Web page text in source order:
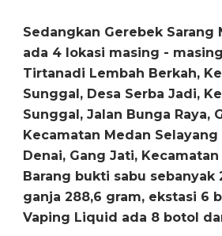
Sedangkan Gerebek Sarang
ada 4 lokasi masing - masing
Tirtanadi Lembah Berkah,
Sunggal, Desa Serba Jadi,
Sunggal, Jalan Bunga Raya,
Kecamatan Medan
Denai, Gang Jati,
Barang bukti sabu sebanyak
ganja 288,6 gram, ekstasi 6
Vaping Liquid ada 8 botol